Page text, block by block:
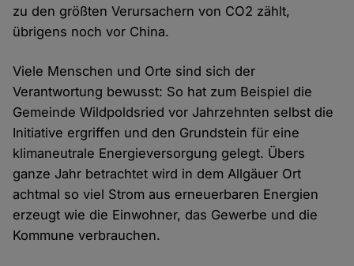
zu den größten Verursachern von CO2 zählt,
übrigens noch vor China.
Viele Menschen und Orte sind sich der
Verantwortung bewusst: So hat zum Beispiel die
Gemeinde Wildpoldsried vor Jahrzehnten selbst die
Initiative ergriffen und den Grundstein für eine
klimaneutrale Energieversorgung gelegt. Übers
ganze Jahr betrachtet wird in dem Allgäuer Ort
achtmal so viel Strom aus erneuerbaren Energien
erzeugt wie die Einwohner, das Gewerbe und die
Kommune verbrauchen.